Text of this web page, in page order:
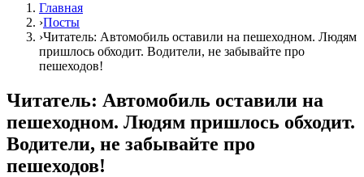
Главная
›Посты
›Читатель: Автомобиль оставили на пешеходном. Людям
пришлось обходит. Водители, не забывайте про
пешеходов!
Читатель: Автомобиль оставили на
пешеходном. Людям пришлось обходит.
Водители, не забывайте про
пешеходов!